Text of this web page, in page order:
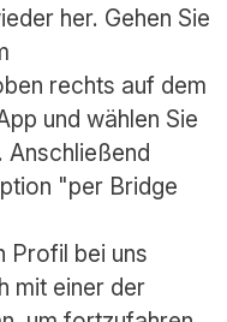
her. Gehen Sie
rechts auf dem
und wählen Sie
Anschließend
"per Bridge
Profil bei uns
mit einer der